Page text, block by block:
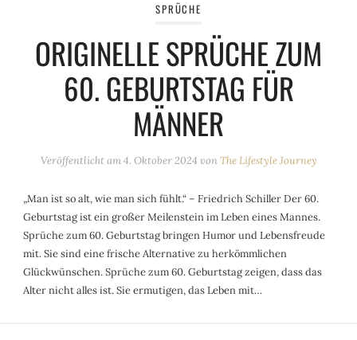
SPRÜCHE
ORIGINELLE SPRÜCHE ZUM
60. GEBURTSTAG FÜR
MÄNNER
Veröffentlicht am4. Oktober 2024 vonThe Lifestyle Journey
„Man ist so alt, wie man sich fühlt.“ – Friedrich Schiller Der 60.
Geburtstag ist ein großer Meilenstein im Leben eines Mannes.
Sprüche zum 60. Geburtstag bringen Humor und Lebensfreude
mit. Sie sind eine frische Alternative zu herkömmlichen
Glückwünschen. Sprüche zum 60. Geburtstag zeigen, dass das
Alter nicht alles ist. Sie ermutigen, das Leben mit…